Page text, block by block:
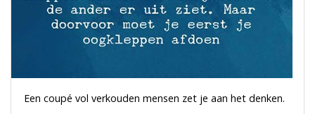
Een coupé vol verkouden mensen zet je aan het denken.